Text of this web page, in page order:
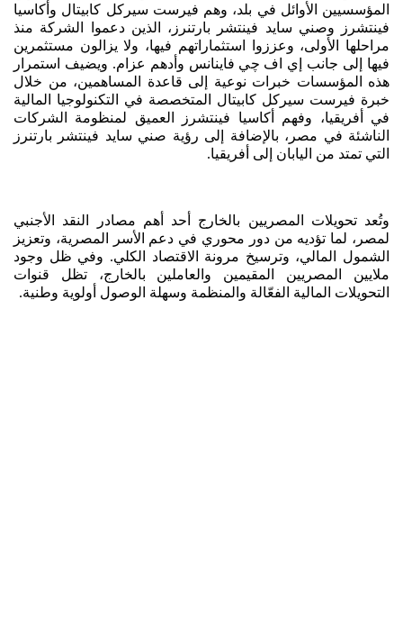
المؤسسيين الأوائل في بلد، وهم فيرست سيركل كابيتال وأكاسيا
فينتشرز وصني سايد فينتشر بارتنرز، الذين دعموا الشركة منذ
مراحلها الأولى، وعززوا استثماراتهم فيها، ولا يزالون مستثمرين
فيها إلى جانب إي اف چي فاينانس وأدهم عزام. ويضيف استمرار
هذه المؤسسات خبرات نوعية إلى قاعدة المساهمين، من خلال
خبرة فيرست سيركل كابيتال المتخصصة في التكنولوجيا المالية
في أفريقيا، وفهم أكاسيا فينتشرز العميق لمنظومة الشركات
الناشئة في مصر، بالإضافة إلى رؤية صني سايد فينتشر بارتنرز
التي تمتد من اليابان إلى أفريقيا.
وتُعد تحويلات المصريين بالخارج أحد أهم مصادر النقد الأجنبي
لمصر، لما تؤديه من دور محوري في دعم الأسر المصرية، وتعزيز
الشمول المالي، وترسيخ مرونة الاقتصاد الكلي. وفي ظل وجود
ملايين المصريين المقيمين والعاملين بالخارج، تظل قنوات
التحويلات المالية الفعّالة والمنظمة وسهلة الوصول أولوية وطنية.